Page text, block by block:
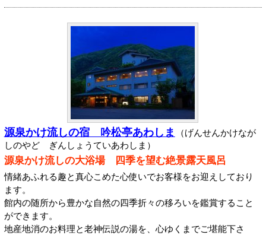
源泉かけ流しの宿 吟松亭あわしま
（げんせんかけなが
しのやど ぎんしょうていあわしま）
源泉かけ流しの大浴場 四季を望む絶景露天風呂
情緒あふれる趣と真心こめた心使いでお客様をお迎えしており
ます。
館内の随所から豊かな自然の四季折々の移ろいを鑑賞すること
ができます。
地産地消のお料理と老神伝説の湯を、心ゆくまでご堪能下さ